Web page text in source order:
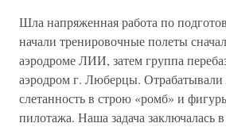
Шла напряженная работа по
начали тренировочные полеты
аэродроме ЛИИ, затем группа
аэродром г. Люберцы.
слетанность в строю «ромб» и
пилотажа. Наша задача заключалась